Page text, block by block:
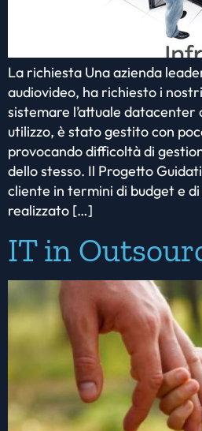
La richiesta Una azienda
audiovideo, ha richiesto i
sistemare l’attuale datacenter
utilizzo, è stato gestito con
provocando difficoltà di
dello stesso. Il Progetto
cliente in termini di budget e
realizzato […]
IT in